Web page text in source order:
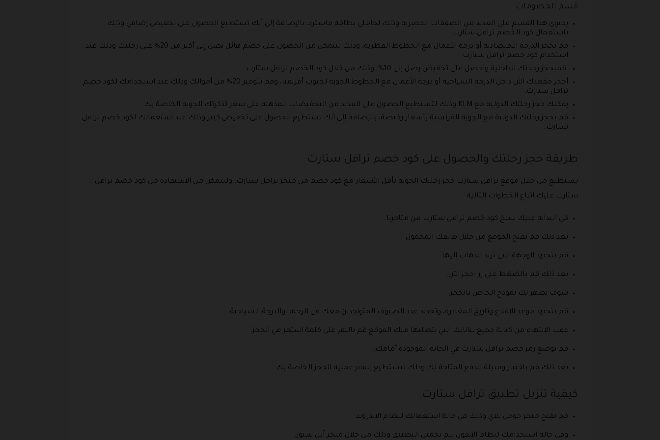
قسم الخصومات
يحتوي هذا القسم على العديد من الصفقات الحصرية وذلك لحاملي بطاقة ماسترد، بالإضافة إلى أنك تستطيع الحصول على تخفيض إضافي وذلك
باستعمال كود الخصم ترافل ستارت.
قم بحجز الدرجة الاقتصادية أو درجة الأعمال مع الخطوط القطرية، وذلك لتتمكن من الحصول على خصم هائل يصل إلى أكثر من 20% على رحلتك وذلك عند
استخدام كود خصم ترافل ستارت.
قمبحجز رحلاتك الداخلية واحصل على تخفيض يصل إلى 10%، وذلك من خلال كود الخصم ترافل ستارت.
أحجز مقعدك الآن داخل الدرجة السياحية أو درجة الأعمال مع الخطوط الجوية لجنوب أفريقيا، وقم بتوفير 20% من أموالك وذلك عند استخدامك لكود خصم
ترافل ستارت.
يمكنك حجز رحلتك الدولية مع KLM وذلك لتستطيع الحصول على العديد من التخفيضات المذهلة على سعر تذكرتك الجوية الخاصة بك.
قم بحجز رحلتك الدولية مع الجوية الفرنسية بأسعار رخيصة، بالإضافة إلى أنك تستطيع الحصول على تخفيض كبير وذلك عند استعمالك لكود خصم ترافل
ستارت.
طريقة حجز رحلتك والحصول على كود خصم ترافل ستارت
تستطيع من خلال موقع ترافل ستارت حجز رحلتك الجوية بأقل الأسعار مع كود خصم من متجر ترافل ستارت، ولتتمكن من الاستفادة من كود خصم ترافل
ستارت عليك اتباع الخطوات التالية:
في البداية عليك نسخ كود خصم ترافل ستارت من متاجرنا.
بعد ذلك قم بفتح الموقع من خلال هاتفك المحمول.
قم بتحديد الوجهة التي تريد الذهاب إليها.
بعد ذلك قم بالضغط على زر احجز الآن.
سوف يظهر لك نموذج الخاص بالحجز.
قم بتحديد موعد الإقلاع وتاريخ المغادرة، وتحديد عدد الضيوف المتواجدين معك في الرحلة، والدرجة السياحية.
عقب الانتهاء من كتابة جميع بياناتك التي يتطلبها منك الموقع قم بالنقر على كلمة استمر في الحجز.
قم بوضع رمز خصم ترافل ستارت في الخانة الموجودة أمامك.
بعد ذلك قم باختيار وسيلة الدفع المتاحة لك وذلك لتستطيع إتمام عملية الحجز الخاصة بك.
كيفية تنزيل تطبيق ترافل ستارت
قم بفتح متجر جوجل بلاي وذلك في حالة استعمالك لنظام الاندرويد.
وفي حالة استخدامك لنظام الآيفون يتم تحميل التطبيق وذلك من خلال متجر آبل ستور.